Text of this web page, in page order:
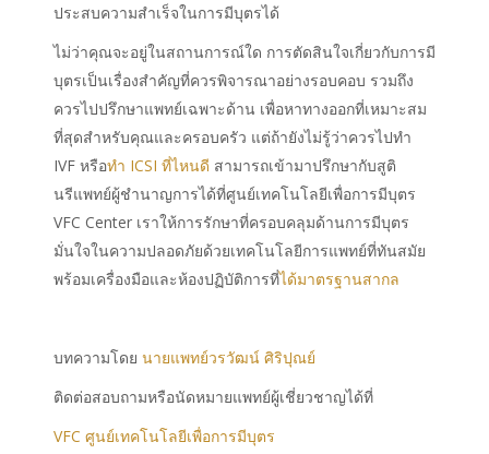
ประสบความสำเร็จในการมีบุตรได้
ไม่ว่าคุณจะอยู่ในสถานการณ์ใด การตัดสินใจเกี่ยวกับการมี
บุตรเป็นเรื่องสำคัญที่ควรพิจารณาอย่างรอบคอบ รวมถึง
ควรไปปรึกษาแพทย์เฉพาะด้าน เพื่อหาทางออกที่เหมาะสม
ที่สุดสำหรับคุณและครอบครัว แต่ถ้ายังไม่รู้ว่าควรไปทำ
IVF หรือทำ ICSI ที่ไหนดี สามารถเข้ามาปรึกษากับสูติ
นรีแพทย์ผู้ชำนาญการได้ที่ศูนย์เทคโนโลยีเพื่อการมีบุตร
VFC Center เราให้การรักษาที่ครอบคลุมด้านการมีบุตร
มั่นใจในความปลอดภัยด้วยเทคโนโลยีการแพทย์ที่ทันสมัย
พร้อมเครื่องมือและห้องปฏิบัติการที่ได้มาตรฐานสากล
บทความโดย นายแพทย์วรวัฒน์ ศิริปุณย์
ติดต่อสอบถามหรือนัดหมายแพทย์ผู้เชี่ยวชาญได้ที่
VFC ศูนย์เทคโนโลยีเพื่อการมีบุตร